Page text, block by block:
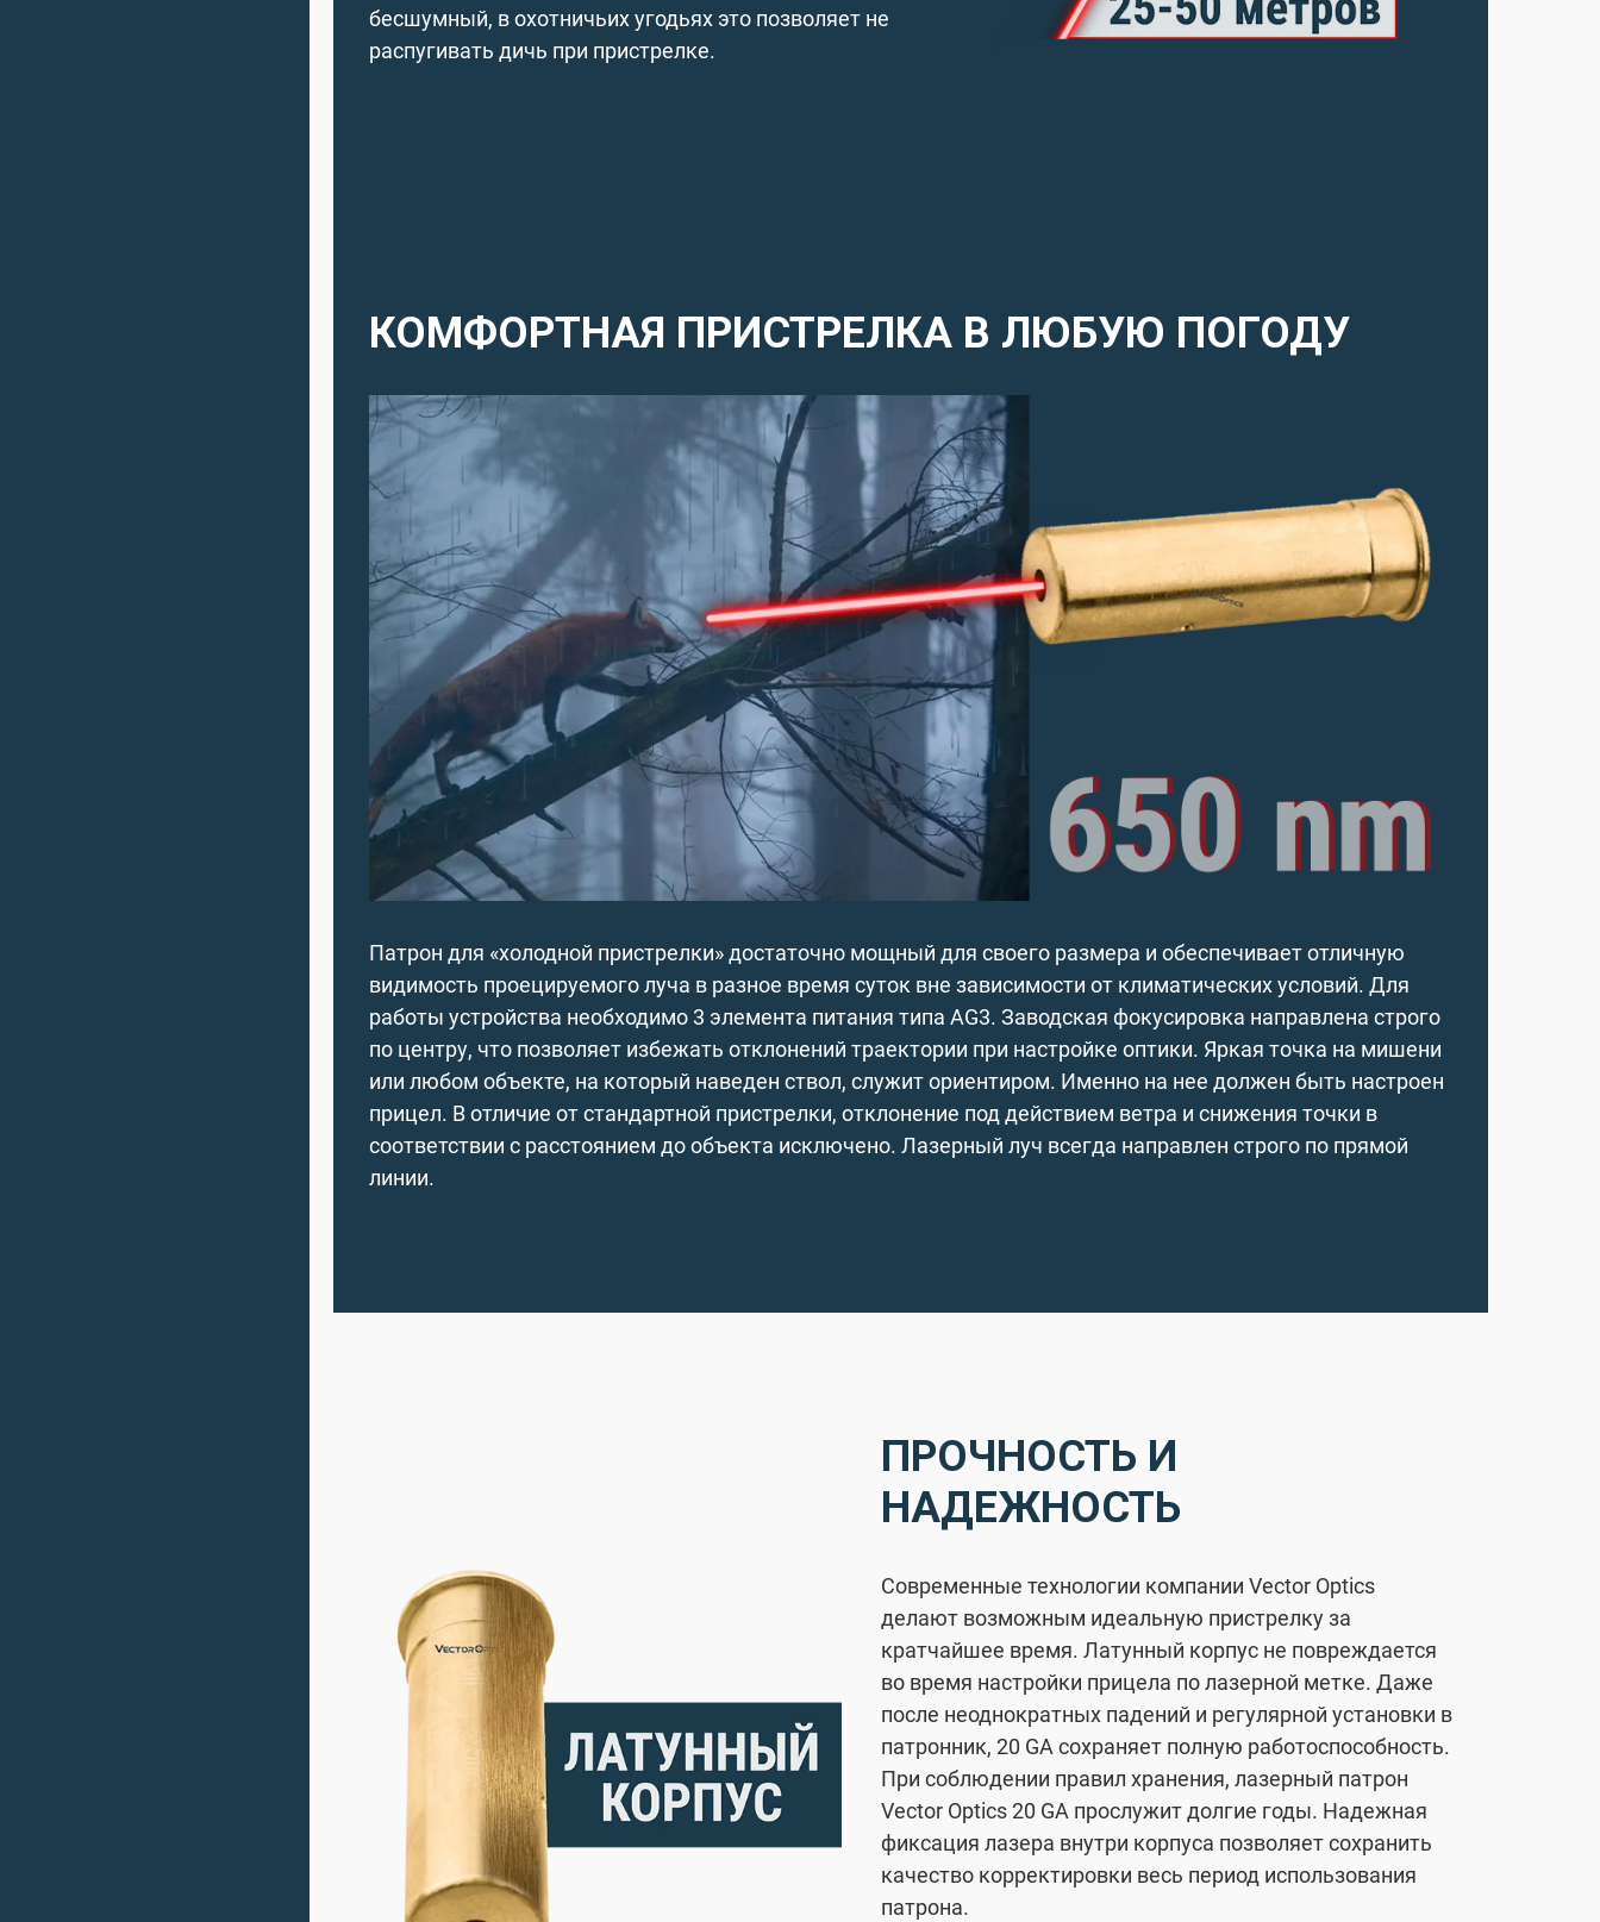
бесшумный, в охотничьих угодьях это позволяет не
распугивать дичь при пристрелке.
КОМФОРТНАЯ ПРИСТРЕЛКА В ЛЮБУЮ ПОГОДУ
Патрон для «холодной пристрелки» достаточно мощный для своего размера и обеспечивает отличную
видимость проецируемого луча в разное время суток вне зависимости от климатических условий. Для
работы устройства необходимо 3 элемента питания типа AG3. Заводская фокусировка направлена строго
по центру, что позволяет избежать отклонений траектории при настройке оптики. Яркая точка на мишени
или любом объекте, на который наведен ствол, служит ориентиром. Именно на нее должен быть настроен
прицел. В отличие от стандартной пристрелки, отклонение под действием ветра и снижения точки в
соответствии с расстоянием до объекта исключено. Лазерный луч всегда направлен строго по прямой
линии.
ПРОЧНОСТЬ И
НАДЕЖНОСТЬ
Современные технологии компании Vector Optiсs
делают возможным идеальную пристрелку за
кратчайшее время. Латунный корпус не повреждается
во время настройки прицела по лазерной метке. Даже
после неоднократных падений и регулярной установки в
патронник, 20 GA сохраняет полную работоспособность.
При соблюдении правил хранения, лазерный патрон
Vector Optics 20 GA прослужит долгие годы. Надежная
фиксация лазера внутри корпуса позволяет сохранить
качество корректировки весь период использования
патрона.